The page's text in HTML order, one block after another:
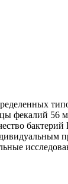
фекалий